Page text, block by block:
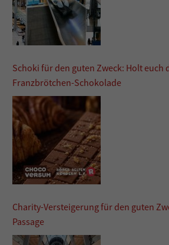
Schoki für den guten Zweck: Holt euch
Franzbrötchen-Schokolade
Charity-Versteigerung für den guten
Passage